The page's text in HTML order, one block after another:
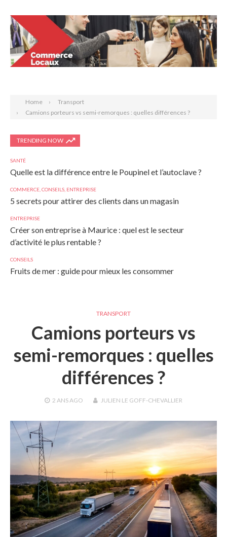
Home
Transport
Camions porteurs vs semi-remorques : quelles différences ?
TRENDING NOW
SANTÉ
Quelle est la différence entre le Poupinel et l’autoclave ?
COMMERCE CONSEILS ENTREPRISE
5 secrets pour attirer des clients dans un magasin
ENTREPRISE
Créer son entreprise à Maurice : quel est le secteur
d’activité le plus rentable ?
CONSEILS
Fruits de mer : guide pour mieux les consommer
TRANSPORT
Camions porteurs vs
semi-remorques : quelles
différences ?
2 ANSAGO JULIEN LE GOFF-CHEVALLIER